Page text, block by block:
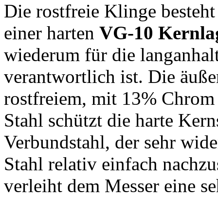
Die rostfreie Klinge
einer harten VG-10
wiederum für die
verantwortlich ist. Die
rostfreiem, mit 13%
Stahl schützt die harte
Verbundstahl, der sehr
Stahl relativ einfach
verleiht dem Messer eine